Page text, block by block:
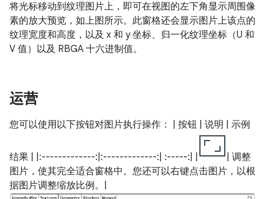
将光标移动到纹理图片上，即可在视图的左下角显示周围像
素的放大预览，如上图所示。此窗格还会显示图片上该点的
纹理宽度和高度，以及 x 和 y 坐标、归一化纹理坐标（U 和
V 值）以及 RBGA 十六进制值。
运营
您可以使用以下按钮对图片执行操作： | 按钮 | 说明 | 示例
结果 | |:-------------:|:-------------:| :-----:| |
| 调整
图片，使其完全适合窗格中。您还可以右键点击图片，以根
据图片调整缩放比例。|